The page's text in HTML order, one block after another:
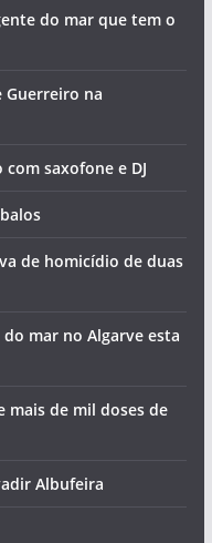
do mar que tem o
Guerreiro na
saxofone e DJ
de homicídio de duas
mar no Algarve esta
mais de mil doses de
Albufeira